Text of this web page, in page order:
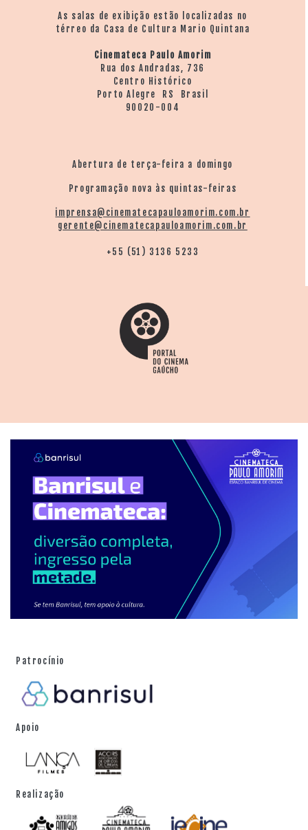
As salas de exibição estão localizadas no
térreo da Casa de Cultura Mario Quintana
Cinemateca Paulo Amorim
Rua dos Andradas, 736
Centro Histórico
Porto Alegre RS Brasil
90020-004
Abertura de terça-feira a domingo
Programação nova às quintas-feiras
imprensa@cinematecapauloamorim.com.br
gerente@cinematecapauloamorim.com.br
+55 (51) 3136 5233
Patrocínio
Apoio
Realização